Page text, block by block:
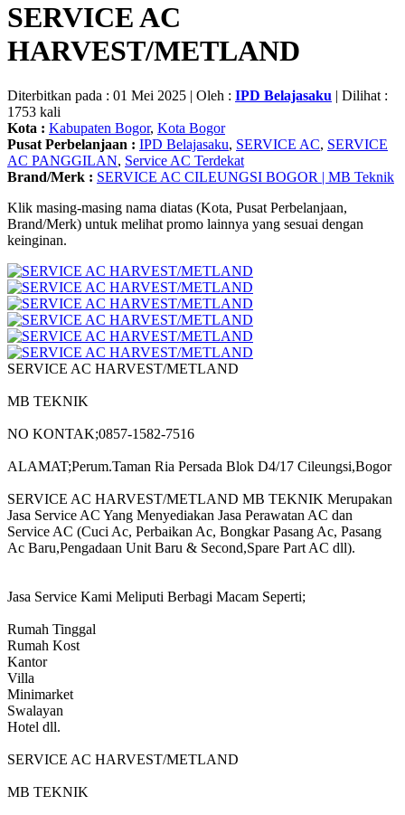
SERVICE AC
HARVEST/METLAND
Diterbitkan pada : 01 Mei 2025 | Oleh : IPD Belajasaku | Dilihat :
1753 kali
Kota : Kabupaten Bogor, Kota Bogor
Pusat Perbelanjaan : IPD Belajasaku, SERVICE AC, SERVICE
AC PANGGILAN, Service AC Terdekat
Brand/Merk : SERVICE AC CILEUNGSI BOGOR | MB Teknik
Klik masing-masing nama diatas (Kota, Pusat Perbelanjaan,
Brand/Merk) untuk melihat promo lainnya yang sesuai dengan
keinginan.
SERVICE AC HARVEST/METLAND
MB TEKNIK
NO KONTAK;0857-1582-7516
ALAMAT;Perum.Taman Ria Persada Blok D4/17 Cileungsi,Bogor
SERVICE AC HARVEST/METLAND MB TEKNIK Merupakan
Jasa Service AC Yang Menyediakan Jasa Perawatan AC dan
Service AC (Cuci Ac, Perbaikan Ac, Bongkar Pasang Ac, Pasang
Ac Baru,Pengadaan Unit Baru & Second,Spare Part AC dll).
Jasa Service Kami Meliputi Berbagi Macam Seperti;
Rumah Tinggal
Rumah Kost
Kantor
Villa
Minimarket
Swalayan
Hotel dll.
SERVICE AC HARVEST/METLAND
MB TEKNIK